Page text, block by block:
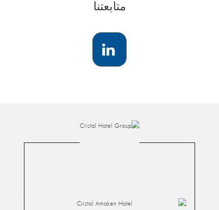
متابعتنا
LinkedIn